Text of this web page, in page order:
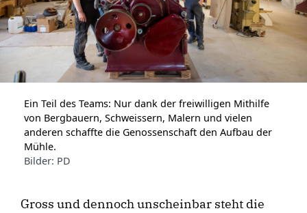
Ein Teil des Teams: Nur dank der freiwilligen Mithilfe
von Bergbauern, Schweissern, Malern und vielen
anderen schaffte die Genossenschaft den Aufbau der
Mühle.
Bilder: PD
Gross und dennoch unscheinbar steht die